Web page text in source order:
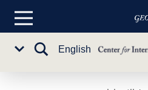
القائمة
English
تبديل